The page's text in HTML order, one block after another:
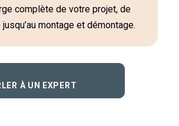
complète de votre projet, de
jusqu’au montage et démontage.
À UN EXPERT